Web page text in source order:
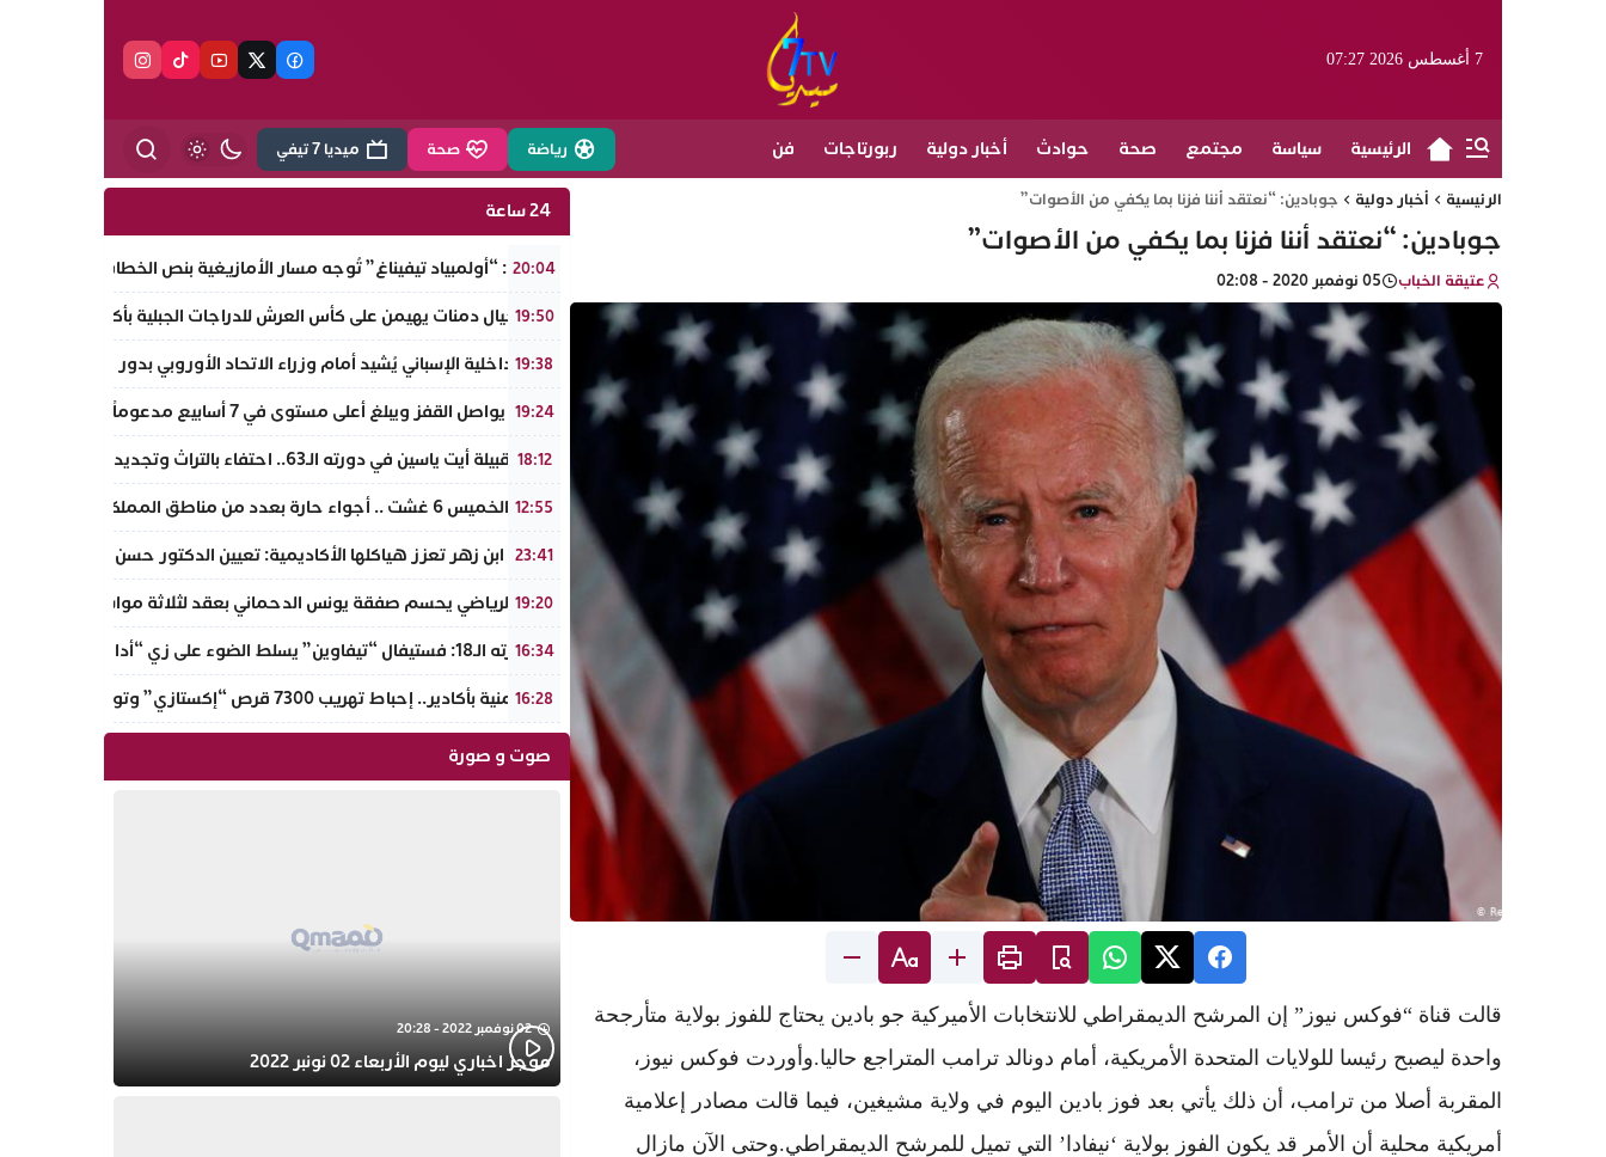
7 أغسطس 2026 07:27
الرئيسية سياسة مجتمع صحة حوادث أخبار دولية ربورتاجات فن رياضة صحة ميديا 7 تيفي
الرئيسية أخبار دولية جوبادين: “نعتقد أننا فزنا بما يكفي من الأصوات”
جوبادين: “نعتقد أننا فزنا بما يكفي من الأصوات”
عتيقة الخباب 05 نوفمبر 2020 - 02:08
قالت قناة “فوكس نيوز” إن المرشح الديمقراطي للانتخابات الأميركية جو بادين يحتاج للفوز بولاية متأرجحة
واحدة ليصبح رئيسا للولايات المتحدة الأمريكية، أمام دونالد ترامب المتراجع حاليا.وأوردت فوكس نيوز،
المقربة أصلا من ترامب، أن ذلك يأتي بعد فوز بادين اليوم في ولاية مشيغين، فيما قالت مصادر إعلامية
أمريكية محلية أن الأمر قد يكون الفوز بولاية ‘نيفادا’ التي تميل للمرشح الديمقراطي.وحتى الآن مازال
24 ساعة
20:04
تفراوت: “أولمبياد تيفيناغ” تُوجه مسار الأمازيغية بنص الخطاب الملكي
19:50
نادي أجيال دمنات يهيمن على كأس العرش للدراجات الجبلية بأكادير.. مروان
19:38
وزير الداخلية الإسباني يُشيد أمام وزراء الاتحاد الأوروبي بدور المغرب
19:24
الذهب يواصل القفز ويبلغ أعلى مستوى في 7 أسابيع مدعوماً بتراجع الدولار وانخفاض عوائد السندات
18:12
ملتقى قبيلة أيت ياسين في دورته الـ63.. احتفاء بالتراث وتجديد لروح الانتماء الوطني
12:55
طقس الخميس 6 غشت .. أجواء حارة بعدد من مناطق المملكة
23:41
جامعة ابن زهر تعزز هياكلها الأكاديمية: تعيين الدكتور حسن حمائز نائبا
19:20
الرجاء الرياضي يحسم صفقة يونس الدحماني بعقد لثلاثة مواسم
16:34
في دورته الـ18: فستيفال “تيفاوين” يسلط الضوء على زي “أدال” الأمازيغي ويكرم رائدات التطريز والتصميم بالـأطلس الصغير
16:28
ضربة أمنية بأكادير.. إحباط تهريب 7300 قرص “إكستازي” وتوقيف عنصرين من ذوي السوابق
صوت و صورة
02 نوفمبر 2022 - 20:28
موجز اخباري ليوم الأربعاء 02 نونبر 2022